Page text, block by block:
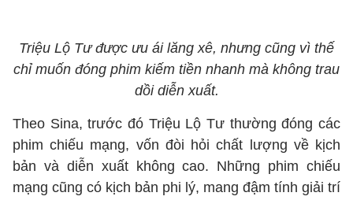
Triệu Lộ Tư được ưu ái lăng xê, nhưng cũng vì thế
chỉ muốn đóng phim kiếm tiền nhanh mà không trau
dồi diễn xuất.
Theo Sina, trước đó Triệu Lộ Tư thường đóng các
phim chiếu mạng, vốn đòi hỏi chất lượng về kịch
bản và diễn xuất không cao. Những phim chiếu
mạng cũng có kịch bản phi lý, mang đậm tính giải trí